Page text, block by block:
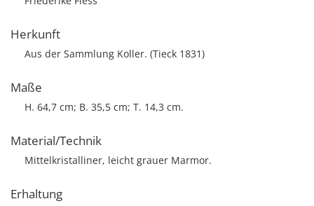
Herkunft
Aus der Sammlung Koller. (Tieck 1831)
Maße
H. 64,7 cm; B. 35,5 cm; T. 14,3 cm.
Material/Technik
Mittelkristalliner, leicht grauer Marmor.
Erhaltung